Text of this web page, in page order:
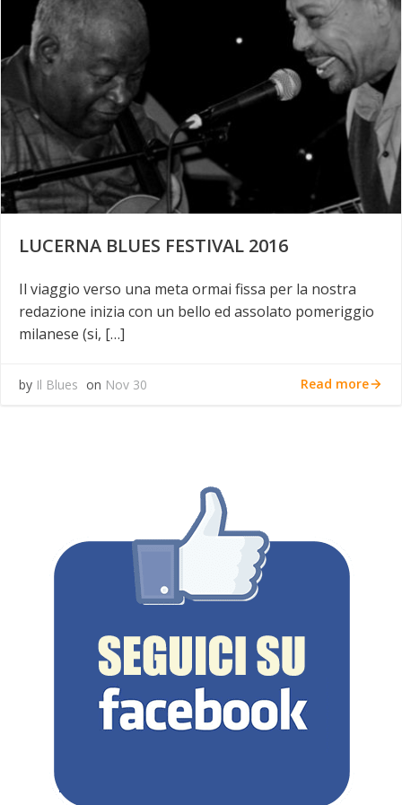
LUCERNA BLUES FESTIVAL 2016
Il viaggio verso una meta ormai fissa per la nostra
redazione inizia con un bello ed assolato pomeriggio
milanese (si, […]
by Il Blues on Nov 30 Read more